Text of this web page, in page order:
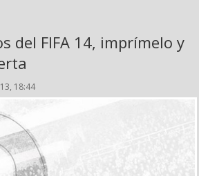
del FIFA 14, imprímelo y
18:44